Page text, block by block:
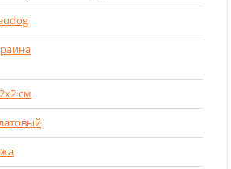
см